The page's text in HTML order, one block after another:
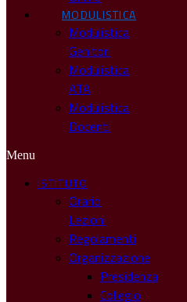
MODULISTICA
Modulistica
Genitori
Modulistica
ATA
Modulistica
Docenti
Menu
ISTITUTO
Orario
Lezioni
Regolamenti
Organizzazione
Presidenza
Collegio